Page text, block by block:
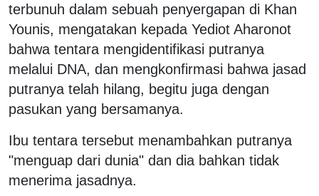
terbunuh dalam sebuah penyergapan di Khan
Younis, mengatakan kepada Yediot Aharonot
bahwa tentara mengidentifikasi putranya
melalui DNA, dan mengkonfirmasi bahwa jasad
putranya telah hilang, begitu juga dengan
pasukan yang bersamanya.
Ibu tentara tersebut menambahkan putranya
"menguap dari dunia" dan dia bahkan tidak
menerima jasadnya.